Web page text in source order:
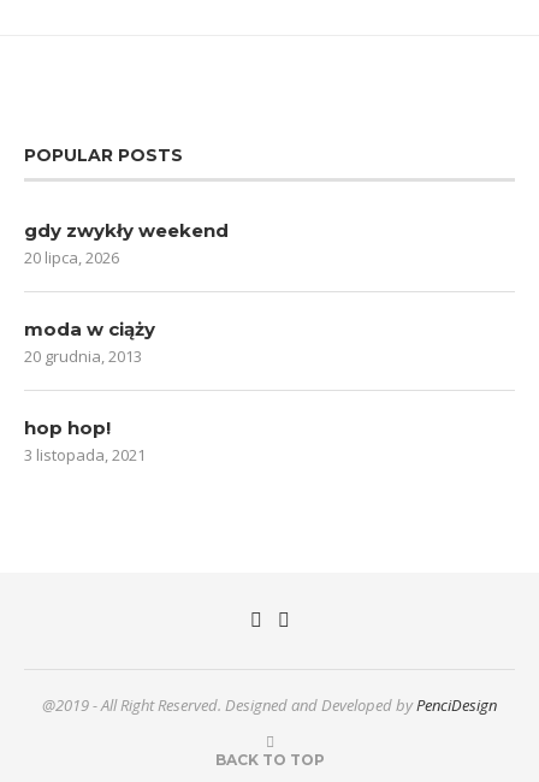
POPULAR POSTS
gdy zwykły weekend
20 lipca, 2026
moda w ciąży
20 grudnia, 2013
hop hop!
3 listopada, 2021
@2019 - All Right Reserved. Designed and Developed byPenciDesign
BACK TO TOP